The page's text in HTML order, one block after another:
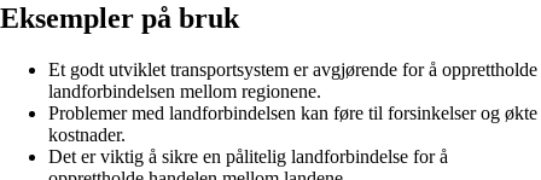
Eksempler på bruk
Et godt utviklet transportsystem er avgjørende for å opprettholde
landforbindelsen mellom regionene.
Problemer med landforbindelsen kan føre til forsinkelser og økte
kostnader.
Det er viktig å sikre en pålitelig landforbindelse for å